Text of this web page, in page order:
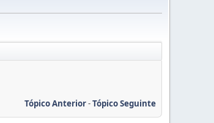
Tópico Anterior-Tópico Seguinte